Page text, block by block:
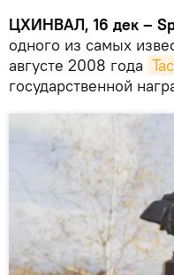
ЦХИНВАЛ, 16 дек –
одного из самых
августе 2008 года
государственной